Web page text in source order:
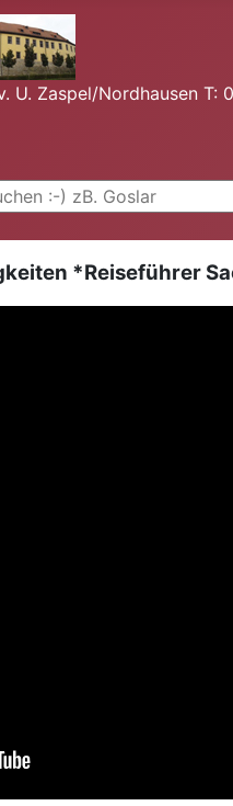
U. Zaspel/Nordhausen T:
*Reiseführer